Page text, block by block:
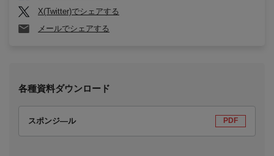
X(Twitter)でシェアする
メールでシェアする
各種資料ダウンロード
スポンジ―ル PDF